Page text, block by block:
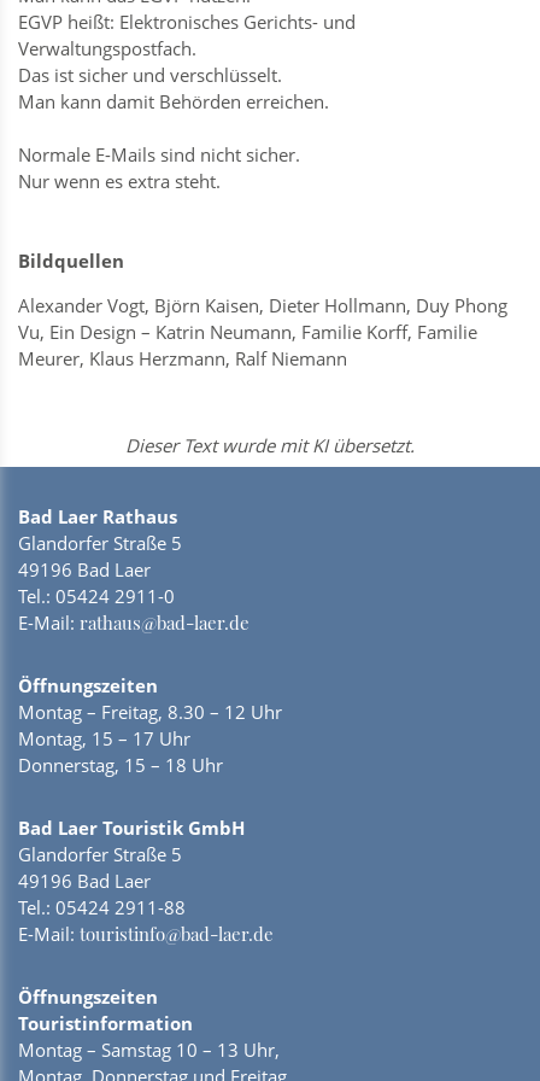
EGVP heißt: Elektronisches Gerichts- und
Verwaltungspostfach.
Das ist sicher und verschlüsselt.
Man kann damit Behörden erreichen.
Normale E-Mails sind nicht sicher.
Nur wenn es extra steht.
Bildquellen
Alexander Vogt, Björn Kaisen, Dieter Hollmann, Duy Phong
Vu, Ein Design – Katrin Neumann, Familie Korff, Familie
Meurer, Klaus Herzmann, Ralf Niemann
Dieser Text wurde mit KI übersetzt.
Bad Laer Rathaus
Glandorfer Straße 5
49196 Bad Laer
Tel.: 05424 2911-0
E-Mail: rathaus@bad-laer.de
Öffnungszeiten
Montag – Freitag, 8.30 – 12 Uhr
Montag, 15 – 17 Uhr
Donnerstag, 15 – 18 Uhr
Bad Laer Touristik GmbH
Glandorfer Straße 5
49196 Bad Laer
Tel.: 05424 2911-88
E-Mail: touristinfo@bad-laer.de
Öffnungszeiten
Touristinformation
Montag – Samstag 10 – 13 Uhr,